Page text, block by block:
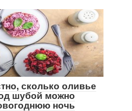
сколько оливье
шубой можно
ночь